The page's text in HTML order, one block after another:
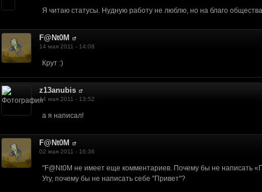
Я читаю статусы. Нудную работу не люблю, но на благо общества
F@Nt0M
14 мая 2011 - 14:08
Крут :)
z13anubis
14 мая 2011 - 13:52
а я написал!
F@Nt0M
02 мая 2011 - 16:36
"F@Nt0M не имеет еще комментариев. Почему бы не написать
Угу, почему бы не написать себе "Привет"?